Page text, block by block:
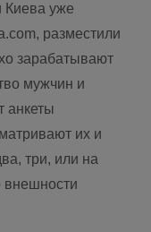
Киева уже
разместили
зарабатывают
мужчин и
анкеты
их и
три, или на
внешности